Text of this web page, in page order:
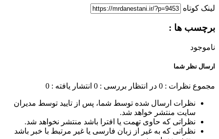
لینک کوتاه
برچسب ها :
ناموجود
ارسال نظر شما
مجموع نظرات : 0 در انتظار بررسی : 0 انتشار یافته : 0
نظرات ارسال شده توسط شما، پس از تایید توسط مدیران
سایت منتشر خواهد شد.
نظراتی که حاوی تهمت یا افترا باشد منتشر نخواهد شد.
نظراتی که به غیر از زبان فارسی یا غیر مرتبط با خبر باشد